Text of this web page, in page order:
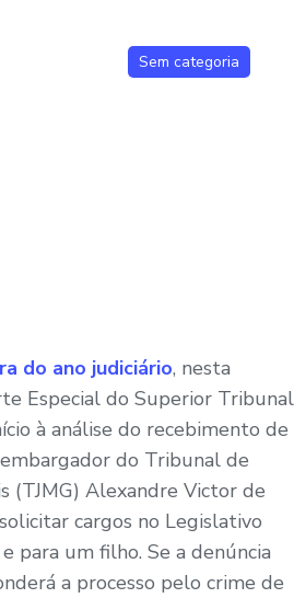
Sem categoria
do ano judiciário, nesta
Especial do Superior Tribunal
à análise do recebimento de
do Tribunal de
(TJMG) Alexandre Victor de
cargos no Legislativo
para um filho. Se a denúncia
a processo pelo crime de